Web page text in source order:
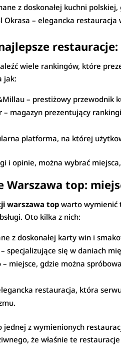
z doskonałej kuchni
Okrasa – elegancka
wiele rankingów, które
jak:
– prestiżowy przewodnik
– magazyn prezentujący
platforma, na której
i opinie, można wybrać
Warszawa top:
warszawa top warto wymienić
Oto kilka z nich:
z doskonałej karty win i
– specjalizujące się w daniach
– miejsce, gdzie można
restauracja, która
jednej z wymienionych
że właśnie te